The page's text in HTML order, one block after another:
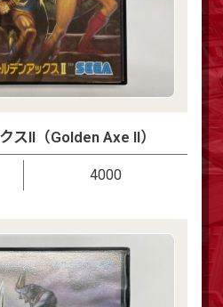
スII（Golden Axe II）
4000